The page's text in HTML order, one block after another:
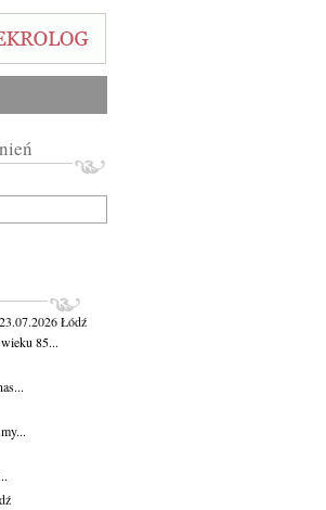
23.07.2026Łódź
85...